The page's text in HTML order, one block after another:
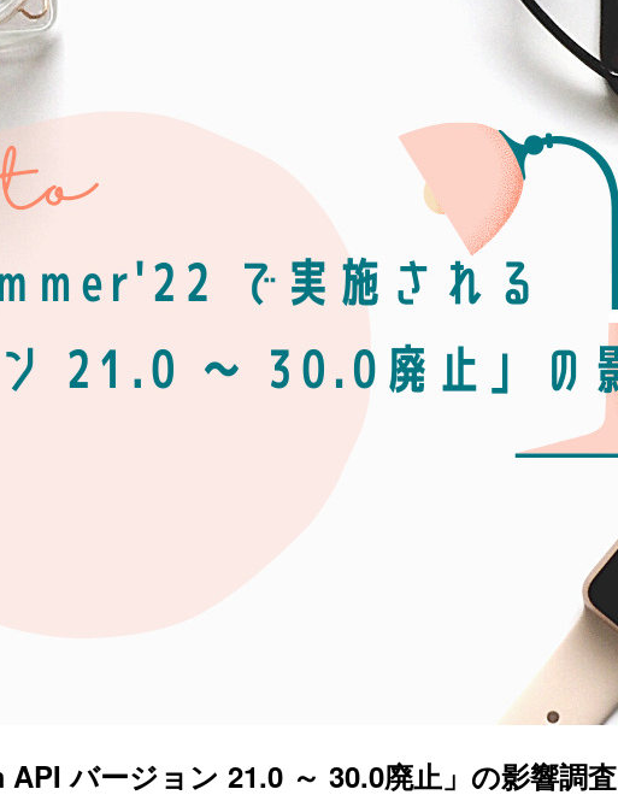
バージョン 21.0 ～ 30.0廃止」の影響調査